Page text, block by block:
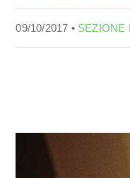
09/10/2017 • SEZIONE